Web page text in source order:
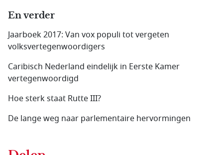
En verder
Jaarboek 2017: Van vox populi tot vergeten
volksvertegenwoordigers
Caribisch Nederland eindelijk in Eerste Kamer
vertegenwoordigd
Hoe sterk staat Rutte III?
De lange weg naar parlementaire hervormingen